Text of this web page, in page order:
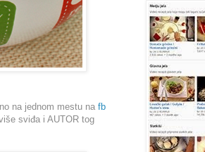
na jednom mestu na fb
sviđa i AUTOR tog